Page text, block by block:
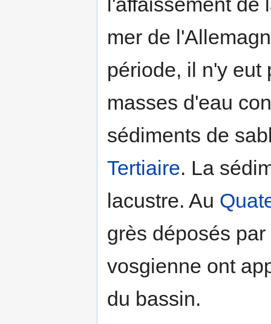
mer de
période, il n'y eut
masses d'eau
sédiments de
Tertiaire. La
lacustre. Au
grès déposés
vosgienne ont
du bassin.